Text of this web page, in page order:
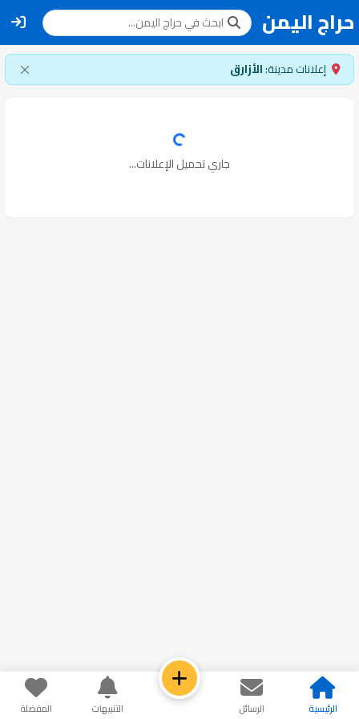
حراج اليمن
إعلانات مدينة:الأزارق
جاري تحميل الإعلانات...
الرئيسية الرسائل التنبيهات المفضلة